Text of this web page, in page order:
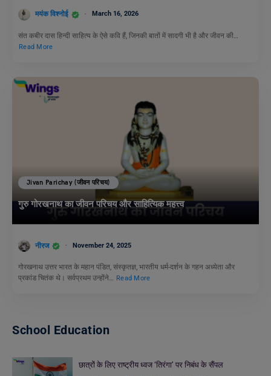
मयंक विश्नोई March 16, 2026
संत कबीर दास हिन्दी साहित्य के ऐसे कवि हैं, जिनकी बातों में सादगी भी है और जीवन की…
Read More
Jivan Parichay (जीवन परिचय)
गुरु गोरखनाथ का जीवन परिचय और साहित्यिक महत्त्व
नीरज November 24, 2025
गोरखनाथ उत्तर भारत के महान पंडित, संस्कृतज्ञ, भारतीय धर्म-दर्शन के गहन अध्येता और
प्रकांड चितंक थे। सर्वप्रथम उन्होंने… Read More
School Education
छात्रों के लिए राष्ट्रीय ध्वज ‘तिरंगा’ पर निबंध के सैंपल